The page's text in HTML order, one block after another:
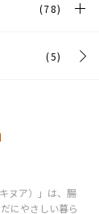
(78)
(5)